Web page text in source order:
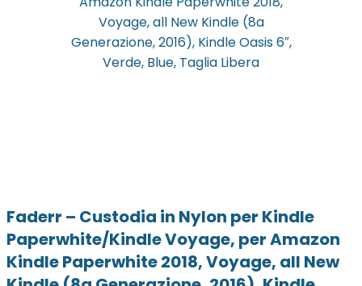
Faderr – Custodia in Nylon per Kindle
Paperwhite/Kindle Voyage, per Amazon
Kindle Paperwhite 2018, Voyage, all New